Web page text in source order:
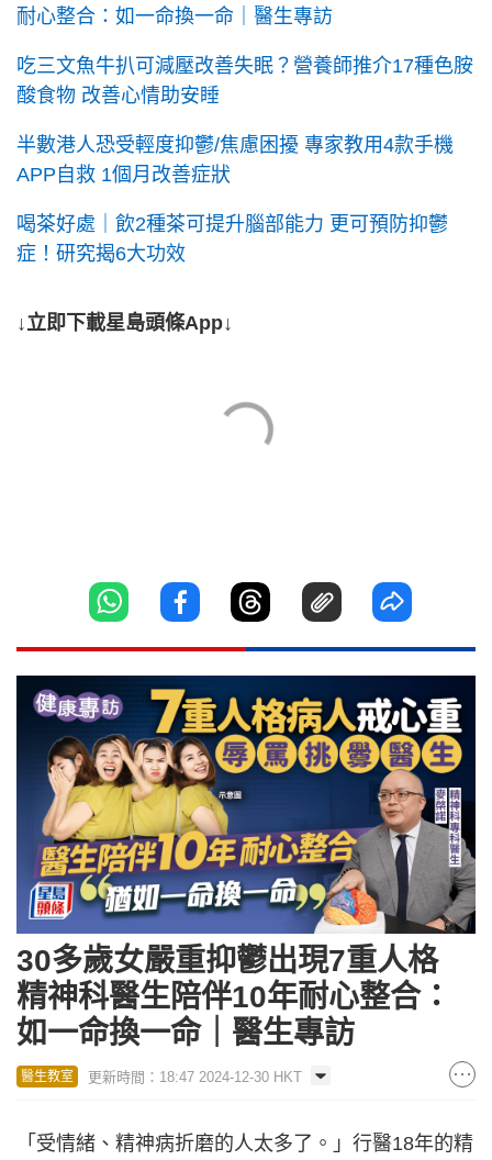
耐心整合：如一命換一命｜醫生專訪
吃三文魚牛扒可減壓改善失眠？營養師推介17種色胺
酸食物 改善心情助安睡
半數港人恐受輕度抑鬱/焦慮困擾 專家教用4款手機
APP自救 1個月改善症狀
喝茶好處｜飲2種茶可提升腦部能力 更可預防抑鬱
症！研究揭6大功效
↓立即下載星島頭條App↓
30多歲女嚴重抑鬱出現7重人格
精神科醫生陪伴10年耐心整合：
如一命換一命｜醫生專訪
醫生教室 更新時間：18:47 2024-12-30 HKT
「受情緒、精神病折磨的人太多了。」行醫18年的精